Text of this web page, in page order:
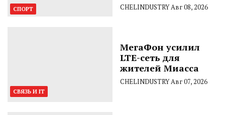
СПОРТ CHELINDUSTRYАвг 08, 2026
СВЯЗЬ И IT
МегаФон усилил
LTE-сеть для
жителей Миасса
CHELINDUSTRYАвг 07, 2026